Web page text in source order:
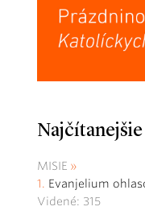
Najčítanejšie
MISIE
Evanjelium
Videné: 315